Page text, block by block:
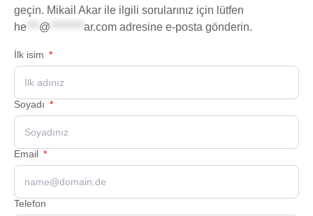
geçin. Mikail Akar ile ilgili sorularınız için lütfen
he
@ ar.com adresine e-posta gönderin.
İlk isim
Soyadı
Email
Telefon